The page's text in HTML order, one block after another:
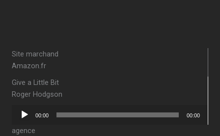
Site marchand
Amazon.fr
Give a Little Bit
Roger Hodgson
Lecteur
00:00 00:00
agence